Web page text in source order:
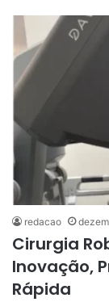
redacao
Cirurgia
Inovação,
Rápida